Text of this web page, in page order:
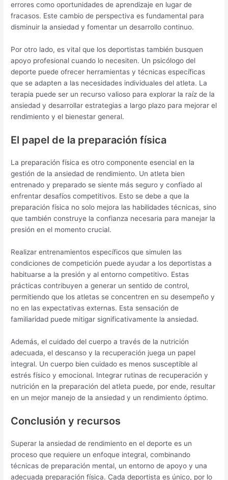
errores como oportunidades de aprendizaje en lugar de
fracasos. Este cambio de perspectiva es fundamental para
disminuir la ansiedad y fomentar un desarrollo continuo.
Por otro lado, es vital que los deportistas también busquen
apoyo profesional cuando lo necesiten. Un psicólogo del
deporte puede ofrecer herramientas y técnicas específicas
que se adapten a las necesidades individuales del atleta. La
terapia puede ser un recurso valioso para explorar la raíz de la
ansiedad y desarrollar estrategias a largo plazo para mejorar el
rendimiento y el bienestar general.
El papel de la preparación física
La preparación física es otro componente esencial en la
gestión de la ansiedad de rendimiento. Un atleta bien
entrenado y preparado se siente más seguro y confiado al
enfrentar desafíos competitivos. Esto se debe a que la
preparación física no solo mejora las habilidades técnicas, sino
que también construye la confianza necesaria para manejar la
presión en el momento crucial.
Realizar entrenamientos específicos que simulen las
condiciones de competición puede ayudar a los deportistas a
habituarse a la presión y al entorno competitivo. Estas
prácticas contribuyen a generar un sentido de control,
permitiendo que los atletas se concentren en su desempeño y
no en las expectativas externas. Esta sensación de
familiaridad puede mitigar significativamente la ansiedad.
Además, el cuidado del cuerpo a través de la nutrición
adecuada, el descanso y la recuperación juega un papel
integral. Un cuerpo bien cuidado es menos susceptible al
estrés físico y emocional. Integrar rutinas de recuperación y
nutrición en la preparación del atleta puede, por ende, resultar
en un mejor manejo de la ansiedad y un rendimiento óptimo.
Conclusión y recursos
Superar la ansiedad de rendimiento en el deporte es un
proceso que requiere un enfoque integral, combinando
técnicas de preparación mental, un entorno de apoyo y una
adecuada preparación física. Cada deportista es único, por lo